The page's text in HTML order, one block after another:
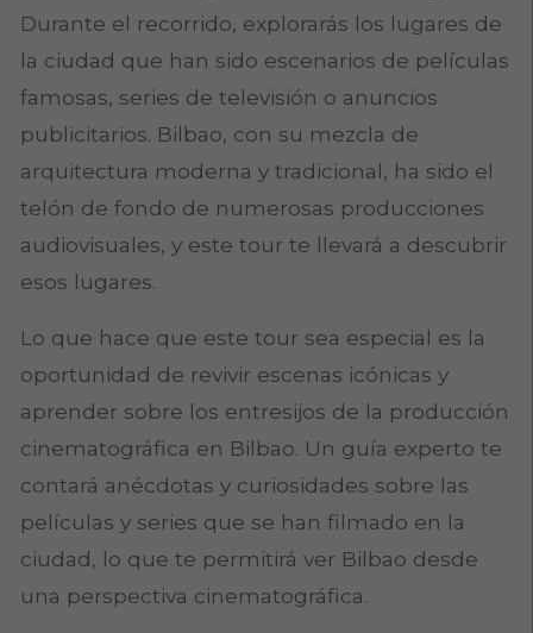
Durante el recorrido, explorarás los lugares de
la ciudad que han sido escenarios de películas
famosas, series de televisión o anuncios
publicitarios. Bilbao, con su mezcla de
arquitectura moderna y tradicional, ha sido el
telón de fondo de numerosas producciones
audiovisuales, y este tour te llevará a descubrir
esos lugares.
Lo que hace que este tour sea especial es la
oportunidad de revivir escenas icónicas y
aprender sobre los entresijos de la producción
cinematográfica en Bilbao. Un guía experto te
contará anécdotas y curiosidades sobre las
películas y series que se han filmado en la
ciudad, lo que te permitirá ver Bilbao desde
una perspectiva cinematográfica.